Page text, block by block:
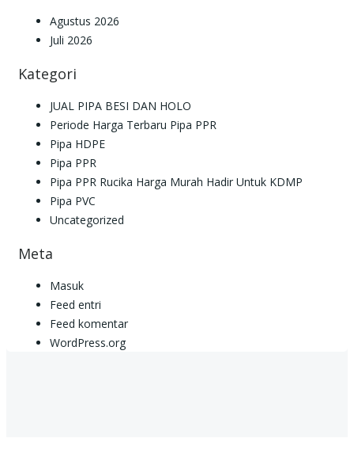
Agustus 2026
Juli 2026
Kategori
JUAL PIPA BESI DAN HOLO
Periode Harga Terbaru Pipa PPR
Pipa HDPE
Pipa PPR
Pipa PPR Rucika Harga Murah Hadir Untuk KDMP
Pipa PVC
Uncategorized
Meta
Masuk
Feed entri
Feed komentar
WordPress.org